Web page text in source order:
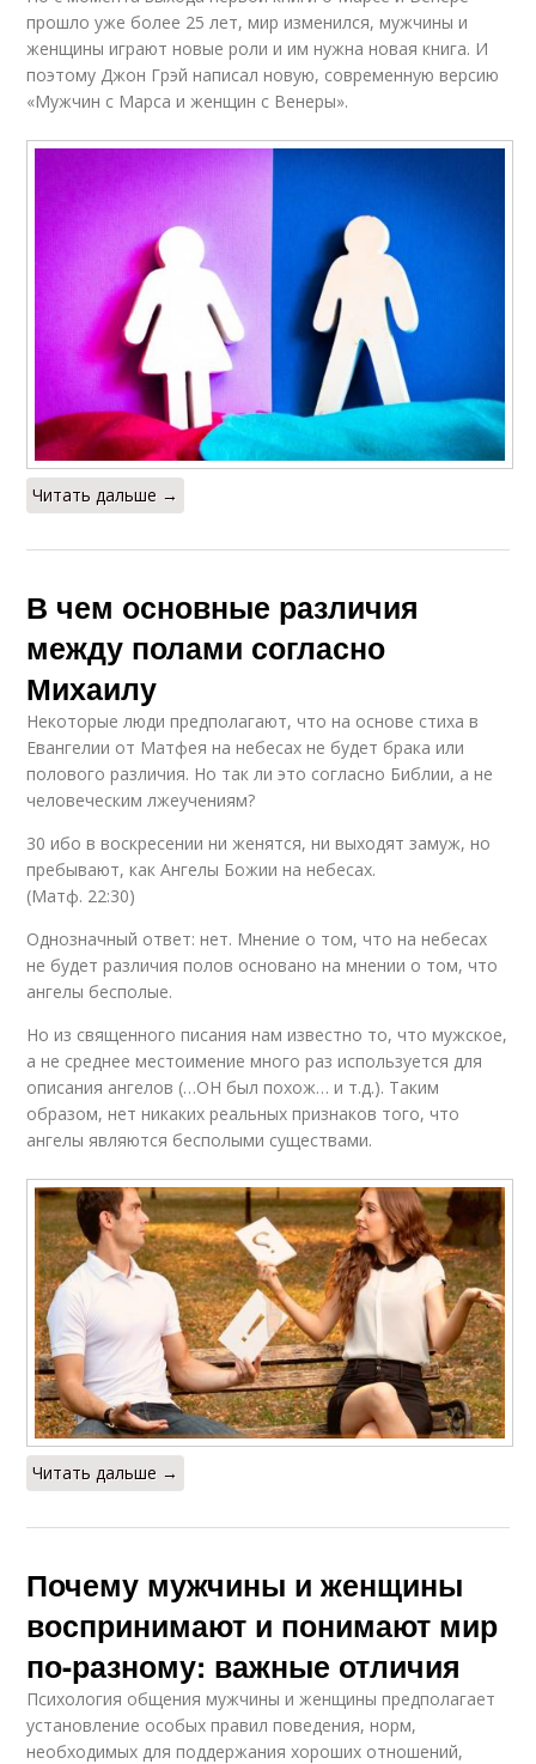
прошло уже более 25 лет, мир изменился, мужчины и
женщины играют новые роли и им нужна новая книга. И
поэтому Джон Грэй написал новую, современную версию
«Мужчин с Марса и женщин с Венеры».
Читать дальше →
В чем основные различия
между полами согласно
Михаилу
Некоторые люди предполагают, что на основе стиха в
Евангелии от Матфея на небесах не будет брака или
полового различия. Но так ли это согласно Библии, а не
человеческим лжеучениям?
30 ибо в воскресении ни женятся, ни выходят замуж, но
пребывают, как Ангелы Божии на небесах.
(Матф. 22:30)
Однозначный ответ: нет. Мнение о том, что на небесах
не будет различия полов основано на мнении о том, что
ангелы бесполые.
Но из священного писания нам известно то, что мужское,
а не среднее местоимение много раз используется для
описания ангелов (…ОН был похож… и т.д.). Таким
образом, нет никаких реальных признаков того, что
ангелы являются бесполыми существами.
Читать дальше →
Почему мужчины и женщины
воспринимают и понимают мир
по-разному: важные отличия
Психология общения мужчины и женщины предполагает
установление особых правил поведения, норм,
необходимых для поддержания хороших отношений,